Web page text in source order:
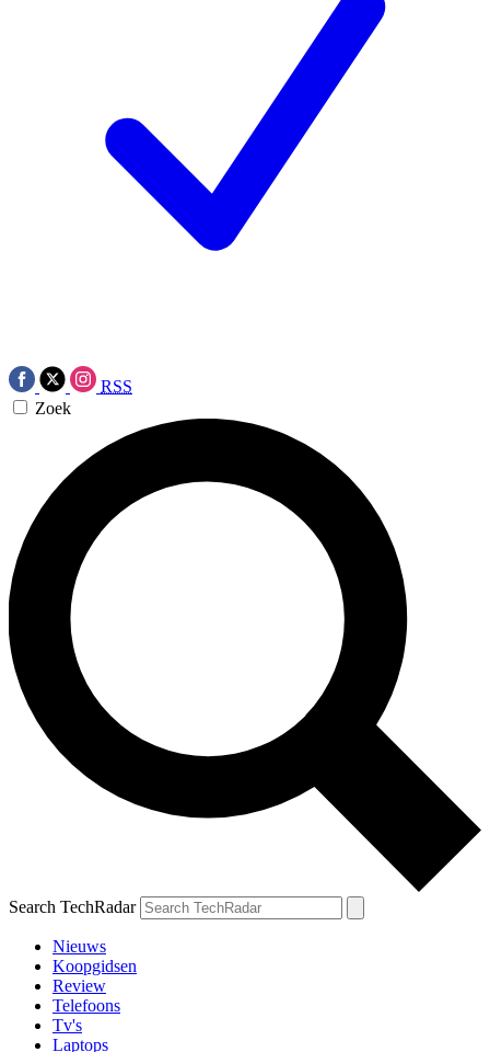
RSS
Zoek
Search TechRadar
Nieuws
Koopgidsen
Review
Telefoons
Tv's
Laptops